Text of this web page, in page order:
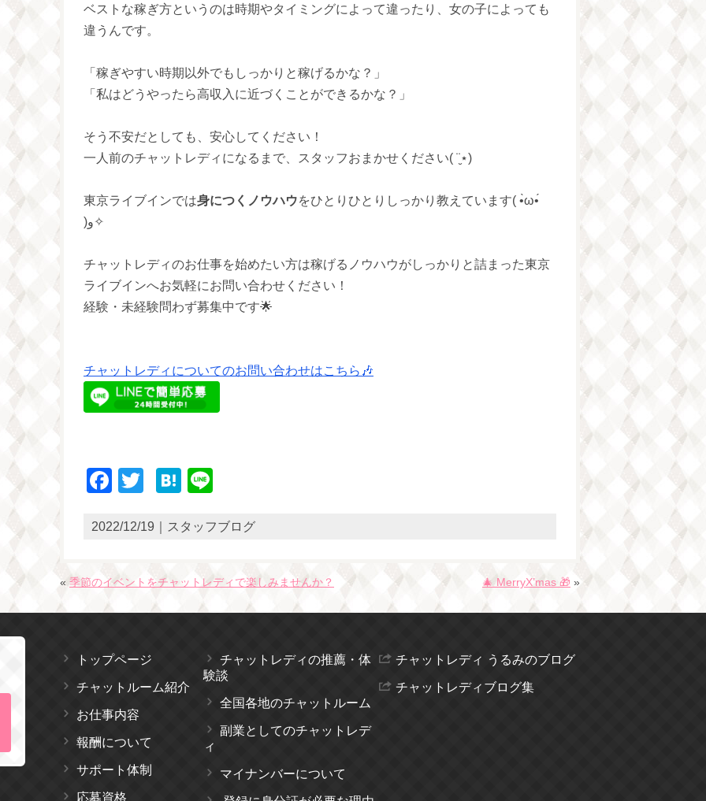
ベストな稼ぎ方というのは時期やタイミングによって違ったり、女の子によっても
違うんです。
「稼ぎやすい時期以外でもしっかりと稼げるかな？」
「私はどうやったら高収入に近づくことができるかな？」
そう不安だとしても、安心してください！
一人前のチャットレディになるまで、スタッフおまかせください( ¨̮⋆)
東京ライブインでは身につくノウハウをひとりひとりしっかり教えています( •̀ω•́
)و✧
チャットレディのお仕事を始めたい方は稼げるノウハウがしっかりと詰まった東京
ライブインへお気軽にお問い合わせください！
経験・未経験問わず募集中です🌟
チャットレディについてのお問い合わせはこちら🎶
Facebook
TwitterHatena
2022/12/19｜スタッフブログ
« 季節のイベントをチャットレディで楽しみませんか？ 🎄 MerryX’mas 🎁 »
トップページ
チャットルーム紹介
お仕事内容
報酬について
サポート体制
応募資格
チャットレディの推薦・体
験談
全国各地のチャットルーム
副業としてのチャットレデ
ィ
マイナンバーについて
チャットレディ うるみのブログ
チャットレディブログ集